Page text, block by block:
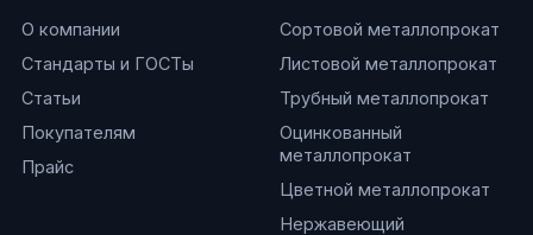
О компании
Стандарты и ГОСТы
Статьи
Покупателям
Прайс
Сортовой металлопрокат
Листовой металлопрокат
Трубный металлопрокат
Оцинкованный
металлопрокат
Цветной металлопрокат
Нержавеющий